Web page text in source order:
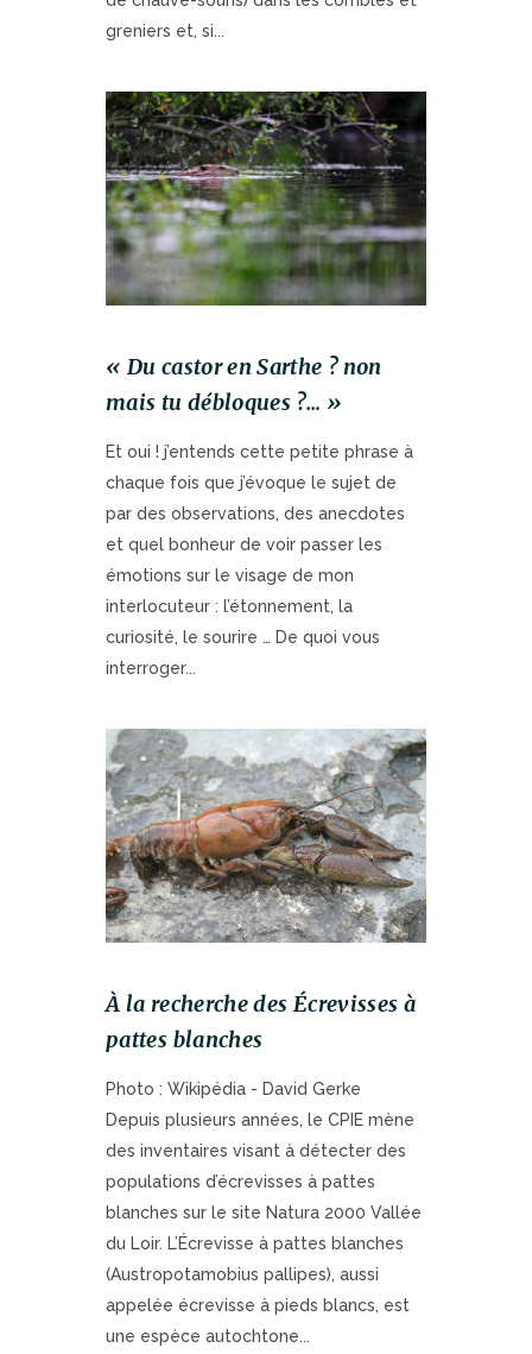
greniers et, si...
« Du castor en Sarthe ? non
mais tu débloques ?… »
Et oui ! j’entends cette petite phrase à
chaque fois que j’évoque le sujet de
par des observations, des anecdotes
et quel bonheur de voir passer les
émotions sur le visage de mon
interlocuteur : l’étonnement, la
curiosité, le sourire … De quoi vous
interroger...
À la recherche des Écrevisses à
pattes blanches
Photo : Wikipédia - David Gerke
Depuis plusieurs années, le CPIE mène
des inventaires visant à détecter des
populations d’écrevisses à pattes
blanches sur le site Natura 2000 Vallée
du Loir. L’Écrevisse à pattes blanches
(Austropotamobius pallipes), aussi
appelée écrevisse à pieds blancs, est
une espèce autochtone...